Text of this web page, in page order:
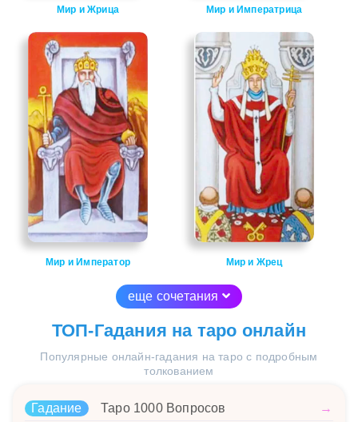
Мир и Жрица Мир и Императрица
Мир и Император Мир и Жрец
еще сочетания
ТОП-Гадания на таро онлайн
Популярные онлайн-гадания на таро с подробным
толкованием
Гадание Таро 1000 Вопросов
→